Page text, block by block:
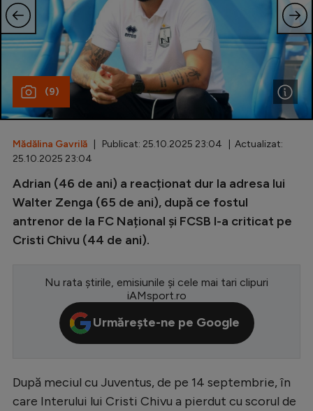
U21
Fotbal feminin
Special
Diverse
Inedit
Clasamente
Champions League
Europa League
CM 2026
Premier League
Serie A
Bundesliga
(9)
Mădălina Gavrilă | Publicat: 25.10.2025 23:04 | Actualizat:
25.10.2025 23:04
Adrian (46 de ani) a reacționat dur la adresa lui
Walter Zenga (65 de ani), după ce fostul
antrenor de la FC Național și FCSB l-a criticat pe
Cristi Chivu (44 de ani).
Nu rata știrile, emisiunile și cele mai tari clipuri
iAMsport.ro
Urmărește-ne pe Google
După meciul cu Juventus, de pe 14 septembrie, în
care Interului lui Cristi Chivu a pierdut cu scorul de